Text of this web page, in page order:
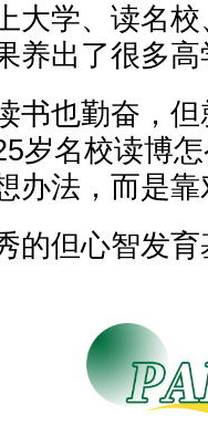
大学、读名
养出了很多
书也勤奋，
岁名校读博
办法，而是
的但心智发